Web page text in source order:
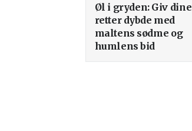
Øl i gryden: Giv dine
retter dybde med
maltens sødme og
humlens bid